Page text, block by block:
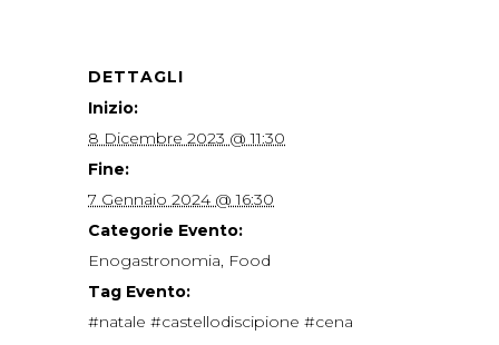
DETTAGLI
Inizio:
8 Dicembre 2023 @ 11:30
Fine:
7 Gennaio 2024 @ 16:30
Categorie Evento:
Enogastronomia Food
Tag Evento:
#natale #castellodiscipione #cena